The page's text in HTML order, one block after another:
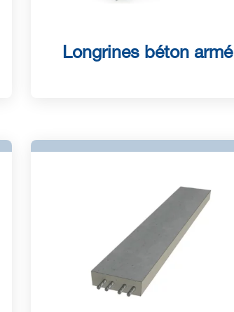
Longrines béton armé